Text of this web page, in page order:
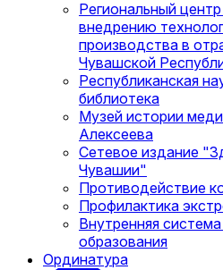
Региональный
внедрению
производства в
Чувашской
Республиканская
библиотека
Музей истории
Алексеева
Сетевое издание
Чувашии"
Противодействие
Профилактика
Внутренняя
образования
Ординатура